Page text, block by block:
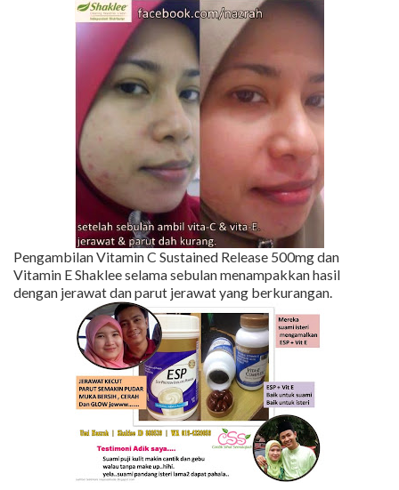
Pengambilan Vitamin C Sustained Release 500mg dan
Vitamin E Shaklee selama sebulan menampakkan hasil
dengan jerawat dan parut jerawat yang berkurangan.